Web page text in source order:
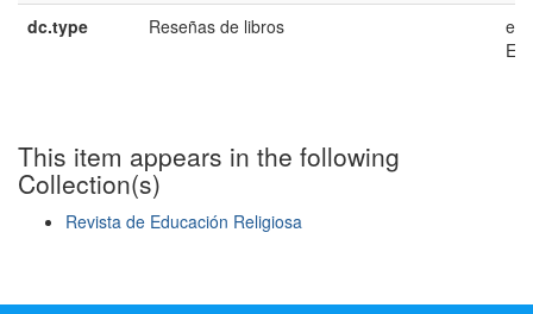
dc.type
Reseñas de libros
es-
ES
This item appears in the following
Collection(s)
Revista de Educación Religiosa